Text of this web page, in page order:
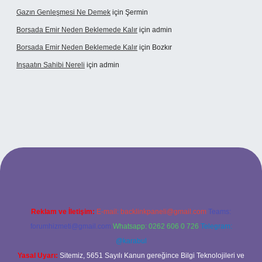
Gazın Genleşmesi Ne Demek için Şermin
Borsada Emir Neden Beklemede Kalır için admin
Borsada Emir Neden Beklemede Kalır için Bozkır
Inşaatın Sahibi Nereli için admin
Reklam ve İletişim: E-mail: backlinkpaneli@gmail.com Teams:
forumhizmeti@gmail.com Whatsapp: 0262 606 0 726 Telegram:
@karabul
Yasal Uyarı: Sitemiz, 5651 Sayılı Kanun gereğince Bilgi Teknolojileri ve